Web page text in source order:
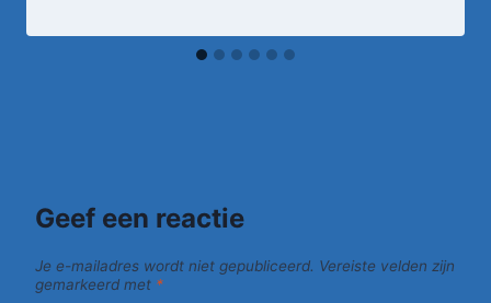
Geef een reactie
Je e-mailadres wordt niet gepubliceerd. Vereiste velden zijn
gemarkeerd met *